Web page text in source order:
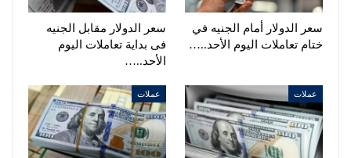
سعر الدولار أمام الجنيه في
ختام تعاملات اليوم الأحد..…
سعر الدولار مقابل الجنيه
فى بداية تعاملات اليوم
الأحد..…
عملات عملات